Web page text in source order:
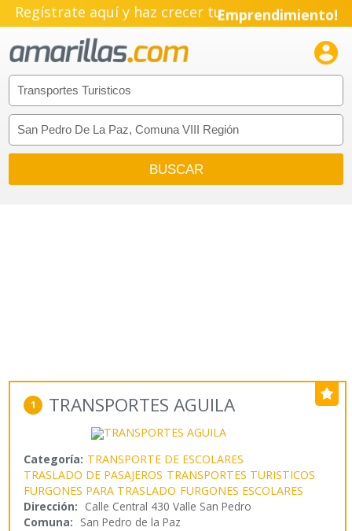
Regístrate aquí y haz crecer tuEmprendimiento!

1 TRANSPORTES AGUILA
Categoría: TRANSPORTE DE ESCOLARES
TRASLADO DE PASAJEROS TRANSPORTES TURISTICOS
FURGONES PARA TRASLADO FURGONES ESCOLARES
Dirección: Calle Central 430 Valle San Pedro
Comuna: San Pedro de la Paz